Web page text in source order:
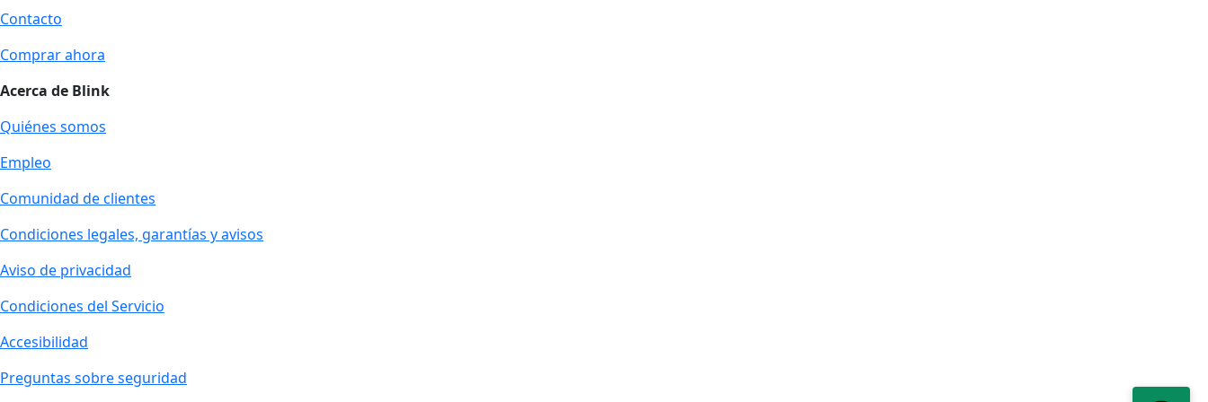
Contacto
Comprar ahora
Acerca de Blink
Quiénes somos
Empleo
Comunidad de clientes
Condiciones legales, garantías y avisos
Aviso de privacidad
Condiciones del Servicio
Accesibilidad
Preguntas sobre seguridad